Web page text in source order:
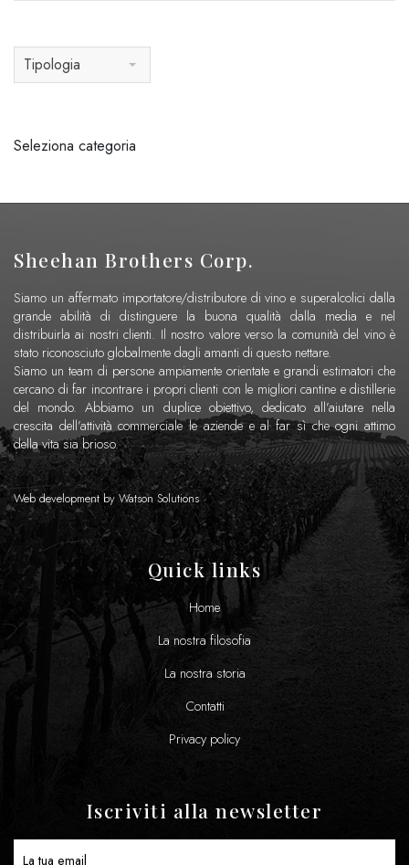
Tipologia
Seleziona categoria
Sheehan Brothers Corp.
Siamo un affermato importatore/distributore di vino e superalcolici dalla
grande abilità di distinguere la buona qualità dalla media e nel
distribuirla ai nostri clienti. Il nostro valore verso la comunità del vino è
stato riconosciuto globalmente dagli amanti di questo nettare.
Siamo un team di persone ampiamente orientate e grandi estimatori che
cercano di far incontrare i propri clienti con le migliori cantine e distillerie
del mondo. Abbiamo un duplice obiettivo, dedicato all’aiutare nella
crescita dell’attività commerciale le aziende e al far sì che ogni attimo
della vita sia brioso.
Web development byWatson Solutions
Quick links
Home
La nostra filosofia
La nostra storia
Contatti
Privacy policy
Iscriviti alla newsletter